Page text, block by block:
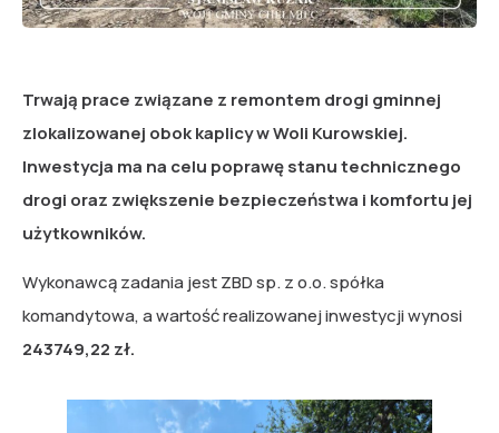
Trwają prace związane z remontem drogi gminnej
zlokalizowanej obok kaplicy w Woli Kurowskiej.
Inwestycja ma na celu poprawę stanu technicznego
drogi oraz zwiększenie bezpieczeństwa i komfortu jej
użytkowników.
Wykonawcą zadania jest ZBD sp. z o.o. spółka
komandytowa, a wartość realizowanej inwestycji wynosi
243749,22 zł.